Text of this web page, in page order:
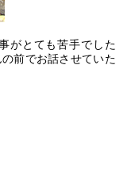
がとても苦手でした
前でお話させていた